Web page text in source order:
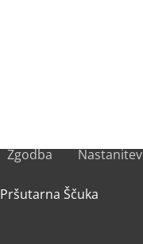
Zgodba Nastanitev
Pršutarna Ščuka